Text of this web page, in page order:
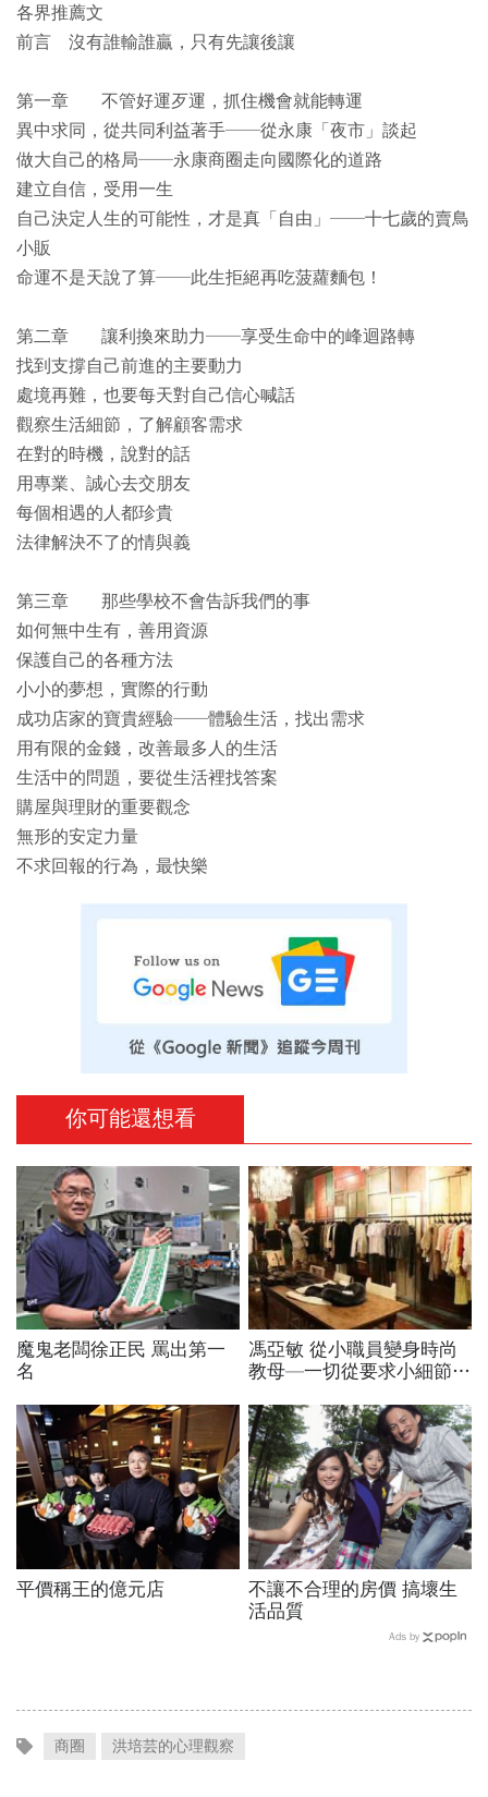
各界推薦文
前言 沒有誰輸誰贏，只有先讓後讓
第一章 不管好運歹運，抓住機會就能轉運
異中求同，從共同利益著手──從永康「夜市」談起
做大自己的格局──永康商圈走向國際化的道路
建立自信，受用一生
自己決定人生的可能性，才是真「自由」──十七歲的賣鳥
小販
命運不是天說了算──此生拒絕再吃菠蘿麵包！
第二章 讓利換來助力──享受生命中的峰迴路轉
找到支撐自己前進的主要動力
處境再難，也要每天對自己信心喊話
觀察生活細節，了解顧客需求
在對的時機，說對的話
用專業、誠心去交朋友
每個相遇的人都珍貴
法律解決不了的情與義
第三章 那些學校不會告訴我們的事
如何無中生有，善用資源
保護自己的各種方法
小小的夢想，實際的行動
成功店家的寶貴經驗──體驗生活，找出需求
用有限的金錢，改善最多人的生活
生活中的問題，要從生活裡找答案
購屋與理財的重要觀念
無形的安定力量
不求回報的行為，最快樂
你可能還想看
魔鬼老闆徐正民 罵出第一
名
馮亞敏 從小職員變身時尚
教母—一切從要求小細節開
平價稱王的億元店
不讓不合理的房價 搞壞生
活品質
Ads by
商圈 洪培芸的心理觀察